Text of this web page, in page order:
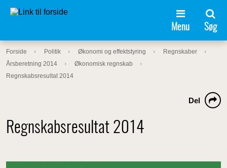
Menu Søg
Forside Politik Økonomi og effektstyring
Regnskaber
Årsberetning 2014
Økonomisk regnskab
Regnskabsresultat 2014
Regnskabsresultat 2014
Del